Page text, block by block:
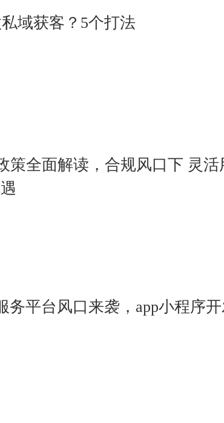
域获客？5个打法
策全面解读，合规风口下 灵活
务平台风口来袭，app小程序